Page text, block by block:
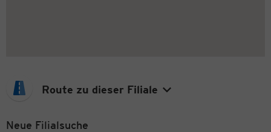
Route zu dieser Filiale
Neue Filialsuche